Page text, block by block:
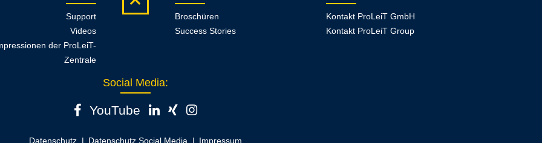
Support
Videos
der ProLeiT-
Zentrale
Broschüren
Success Stories
Kontakt ProLeiT GmbH
Kontakt ProLeiT Group
Social Media:
YouTube
Datenschutz Datenschutz Social Media Impressum